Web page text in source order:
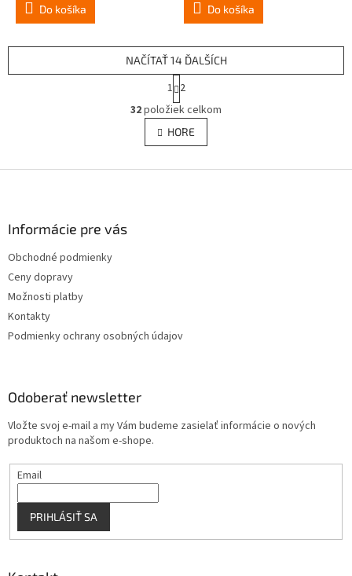
Do košíka Do košíka
O
v
l
á
p
NAČÍTAŤ 14 ĎALŠÍCH
S
t
r
á
n
k
v
1 2
32položiek celkom
HORE
Informácie pre vás
Obchodné podmienky
Ceny dopravy
Možnosti platby
Kontakty
Podmienky ochrany osobných údajov
Odoberať newsletter
Vložte svoj e-mail a my Vám budeme zasielať informácie o nových
produktoch na našom e-shope.
Email
PRIHLÁSIŤ SA